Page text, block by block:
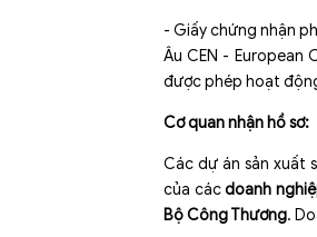
- Giấy chứng nhận
Âu CEN -
được phép hoạt
Cơ quan nhận hồ sơ:
Các dự án sản xuất
của cácdoanh
Bộ Công Thương.